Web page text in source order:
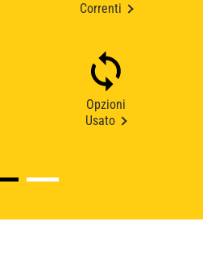
Correnti
Opzioni
Usato